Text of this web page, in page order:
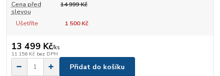
Cena před
slevou
14 999 Kč
Ušetříte 1 500 Kč
13 499 Kč/ks
11 156 Kč bez DPH
Přidat do košíku